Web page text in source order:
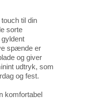
til din
sorte
spænde er
og giver
udtryk, som
og fest.
komfortabel